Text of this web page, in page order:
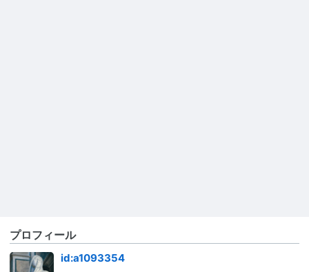
プロフィール
id:a1093354